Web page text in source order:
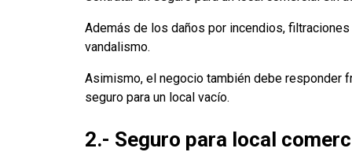
Además de los daños por incendios,
vandalismo.
Asimismo, el negocio también debe responder
seguro para un local vacío.
2.- Seguro para local